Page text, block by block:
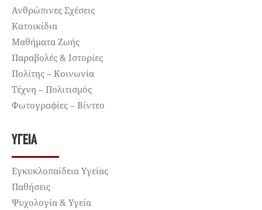
Ανθρώπινες Σχέσεις
Κατοικίδια
Μαθήματα Ζωής
Παραβολές & Ιστορίες
Πολίτης – Κοινωνία
Τέχνη – Πολιτισμός
Φωτογραφίες – Βίντεο
ΥΓΕΊΑ
Εγκυκλοπαίδεια Υγείας
Παθήσεις
Ψυχολογία & Υγεία